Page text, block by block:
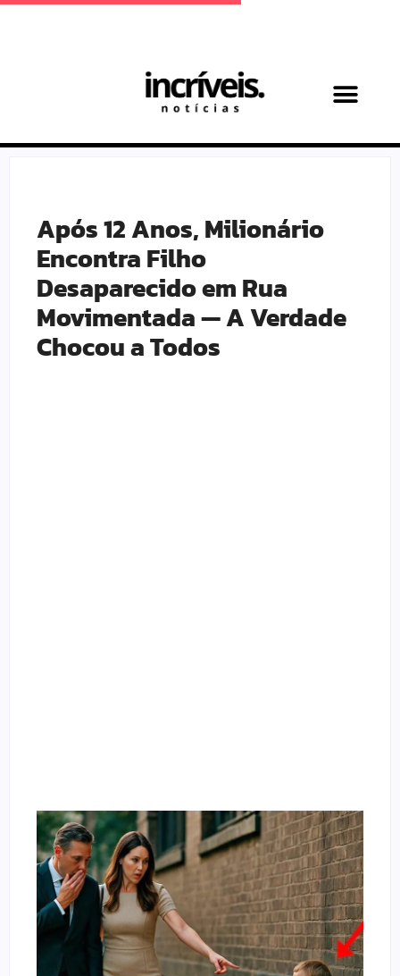
Após 12 Anos, Milionário
Encontra Filho
Desaparecido em Rua
Movimentada — A Verdade
Chocou a Todos